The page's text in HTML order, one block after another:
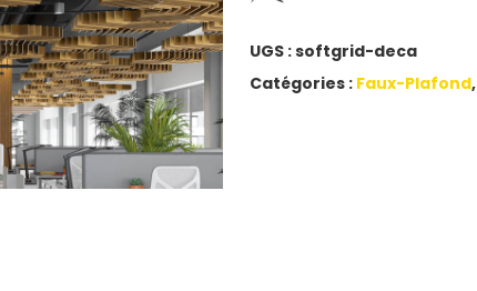
UGS :softgrid-deca
Catégories : Faux-Plafond,